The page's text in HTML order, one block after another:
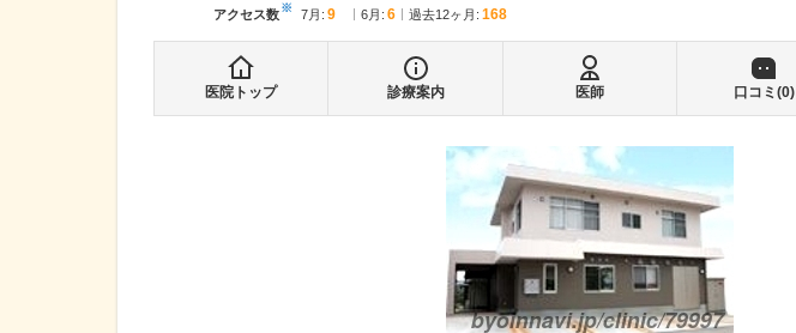
アクセス数※ 7月 : 9 6月 : 6 過去12ヶ月: 168
医院トップ 診療案内 医師 口コミ(0)